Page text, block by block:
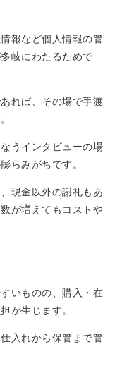
報など個人情報の管
岐にわたるためで
れば、その場で手渡
うインタビューの場
らみがちです。
現金以外の謝礼もあ
が増えてもコストや
いものの、購入・在
が生じます。
入れから保管まで管